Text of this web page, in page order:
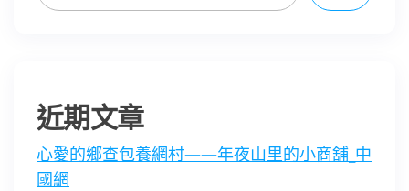
近期文章
心愛的鄉查包養網村——年夜山里的小商舖_中
國網